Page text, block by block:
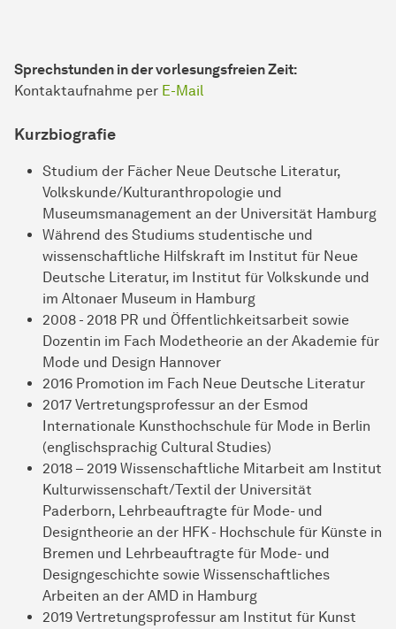
Sprechstunden in der vorlesungsfreien Zeit:
Kontaktaufnahme per E-Mail
Kurzbiografie
Studium der Fächer Neue Deutsche Literatur,
Volkskunde/Kulturanthropologie und
Museumsmanagement an der Universität Hamburg
Während des Studiums studentische und
wissenschaftliche Hilfskraft im Institut für Neue
Deutsche Literatur, im Institut für Volkskunde und
im Altonaer Museum in Hamburg
2008 - 2018 PR und Öffentlichkeitsarbeit sowie
Dozentin im Fach Modetheorie an der Akademie für
Mode und Design Hannover
2016 Promotion im Fach Neue Deutsche Literatur
2017 Vertretungsprofessur an der Esmod
Internationale Kunsthochschule für Mode in Berlin
(englischsprachig Cultural Studies)
2018 – 2019 Wissenschaftliche Mitarbeit am Institut
Kulturwissenschaft/Textil der Universität
Paderborn, Lehrbeauftragte für Mode- und
Designtheorie an der HFK - Hochschule für Künste in
Bremen und Lehrbeauftragte für Mode- und
Designgeschichte sowie Wissenschaftliches
Arbeiten an der AMD in Hamburg
2019 Vertretungsprofessur am Institut für Kunst